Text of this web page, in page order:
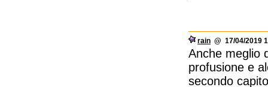
rain @ 17/04/2019
Anche meglio
profusione e
secondo